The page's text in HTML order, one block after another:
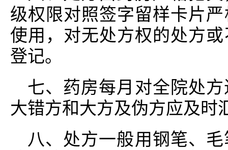
级权限对照签字留样卡片
使用，对无处方权的处方
登记。
七、药房每月对全院处
大错方和大方及伪方应及时
八、处方一般用钢笔、